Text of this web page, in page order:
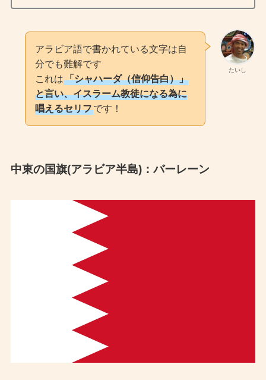
たいし
アラビア語で書かれている文字は自
分でも難解です
これは「シャハーダ（信仰告白）」
と言い、イスラーム教徒になる為に
唱えるセリフです！
中東の国旗(アラビア半島)：バーレーン